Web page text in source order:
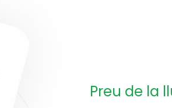
Preu de la